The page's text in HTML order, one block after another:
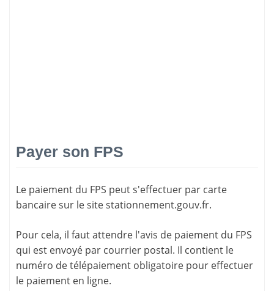
Payer son FPS
Le paiement du FPS peut s'effectuer par carte
bancaire sur le sitestationnement.gouv.fr.
Pour cela, il faut attendre l'avis de paiement du FPS
qui est envoyé par courrier postal. Il contient le
numéro de télépaiement obligatoire pour effectuer
le paiement en ligne.